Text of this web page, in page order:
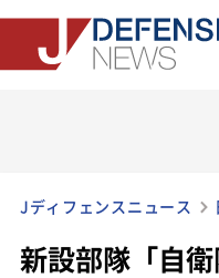
Jディフェンスニュース
新設部隊「自